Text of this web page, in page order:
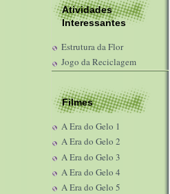
Atividades
Interessantes
Estrutura da Flor
Jogo da Reciclagem
Filmes
A Era do Gelo 1
A Era do Gelo 2
A Era do Gelo 3
A Era do Gelo 4
A Era do Gelo 5